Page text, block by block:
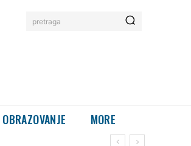
pretraga
OBRAZOVANJE MORE